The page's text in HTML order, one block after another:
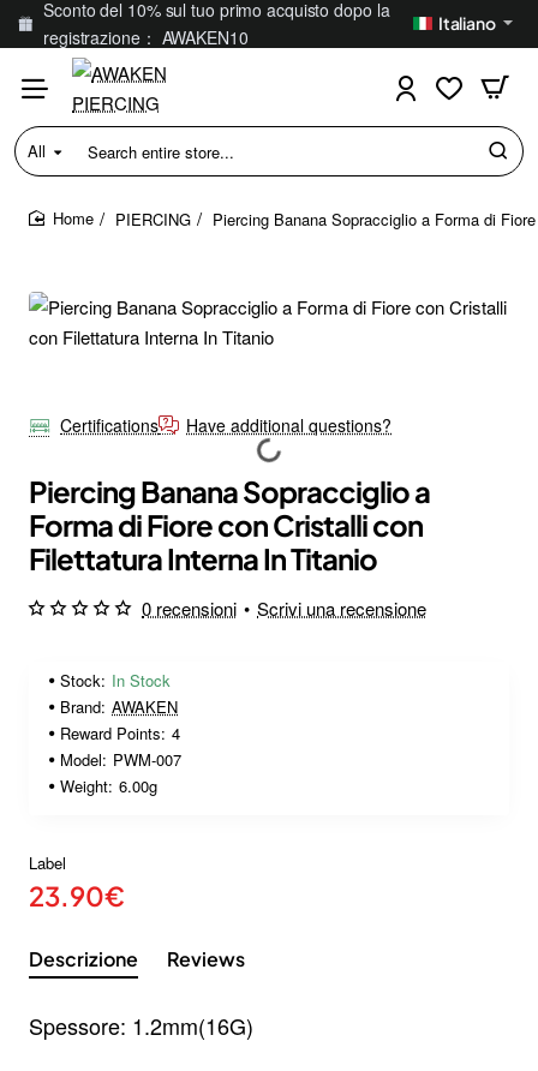
Sconto del 10% sul tuo primo acquisto dopo la
registrazione： AWAKEN10
Italiano
All
Search
entire
store...
PIERCING Piercing Banana Sopracciglio a Forma di
Certifications Have additional questions?
Piercing Banana Sopracciglio a
Forma di Fiore con Cristalli con
Filettatura Interna In Titanio
Stock: In Stock
Brand: AWAKEN
Reward Points: 4
Model: PWM-007
Weight: 6.00g
0 recensioni • Scrivi una recensione
Label
23.90€
Descrizione Reviews
Spessore: 1.2mm(16G)